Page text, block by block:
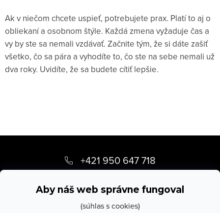
Aby náš web správne fungoval
(súhlas s cookies)
Ak v niečom chcete uspieť, potrebujete prax. Platí to aj o
obliekaní a osobnom štýle. Každá zmena vyžaduje čas a
vy by ste sa nemali vzdávať. Začnite tým, že si dáte zašiť
všetko, čo sa pára a vyhodíte to, čo ste na sebe nemali už
dva roky. Uvidíte, že sa budete cítiť lepšie.
p
+421 950 647 718